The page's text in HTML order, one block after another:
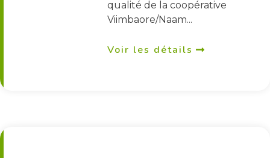
qualité de la coopérative
Viimbaore/Naam...
Voir les détails